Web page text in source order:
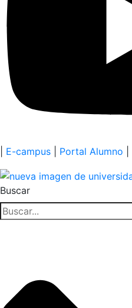
E-campus Portal Alumno
Buscar